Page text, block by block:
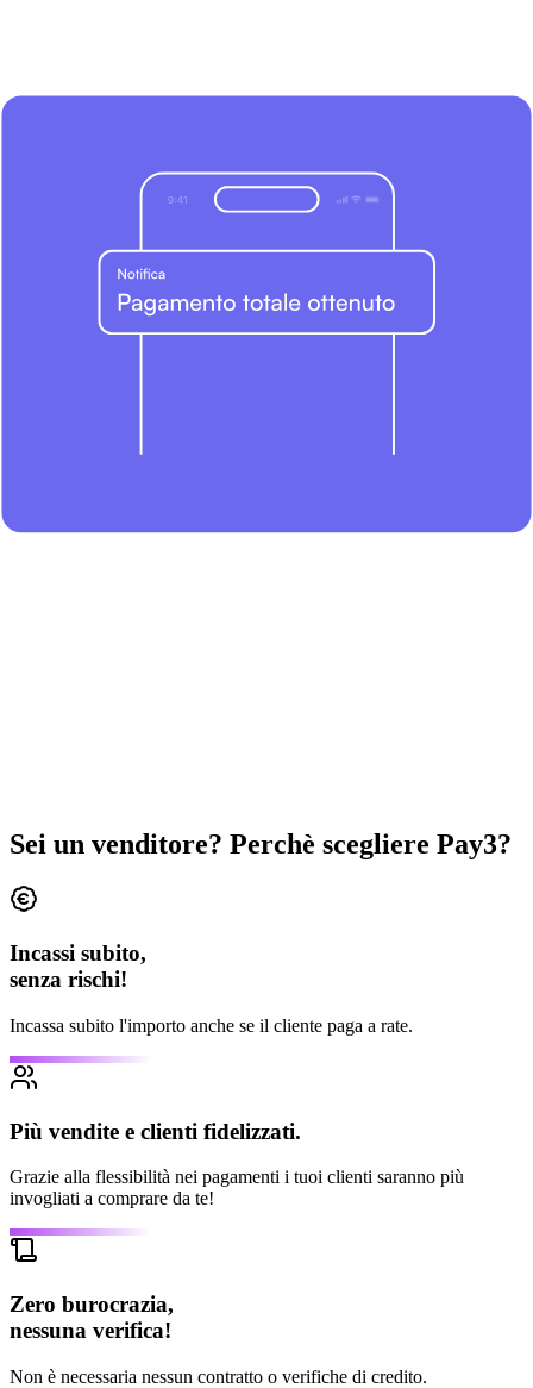
Sei un venditore? Perchè scegliere Pay3?
Incassi subito,
senza rischi!
Incassa subito l'importo anche se il cliente paga a rate.
Più vendite e clienti fidelizzati.
Grazie alla flessibilità nei pagamenti i tuoi clienti saranno più
invogliati a comprare da te!
Zero burocrazia,
nessuna verifica!
Non è necessaria nessun contratto o verifiche di credito.